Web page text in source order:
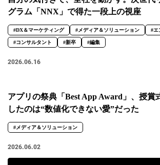
グラム「NNX」で得た一段上の視座
#DX＆マーケティング #メディア＆ソリューション #エ
#コンサルタント #新卒 #編集
2026.06.16
アプリの祭典「Best App Award」、授賞
したのは“数値化できない愛”だった
#メディア＆ソリューション
2026.06.02